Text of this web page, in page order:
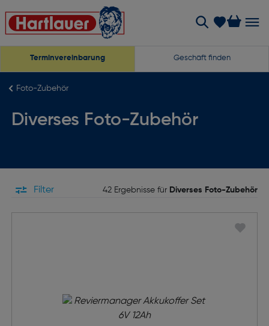
Terminvereinbarung Geschäft finden
Foto-Zubehör
Diverses Foto-Zubehör
Filter 42 Ergebnisse für Diverses Foto-Zubehör